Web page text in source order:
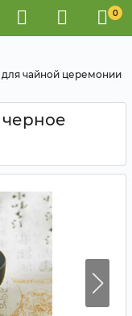
0
для чайной церемонии